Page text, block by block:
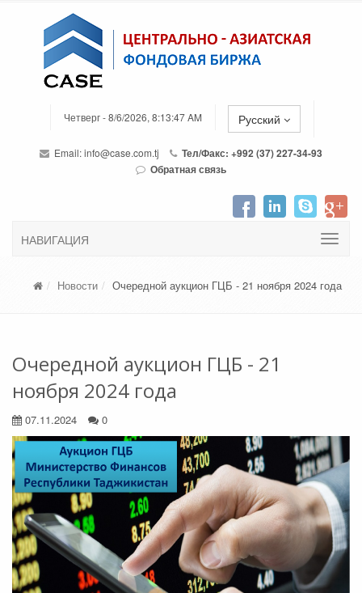
Четверг - 8/6/2026, 8:13:47 AM Русский
Email:info@case.com.tj
Тел/Факс: +992 (37) 227-34-93
Обратная связь
НАВИГАЦИЯ
Новости Очередной аукцион ГЦБ - 21 ноября 2024 года
Очередной аукцион ГЦБ - 21
ноября 2024 года
07.11.2024 0